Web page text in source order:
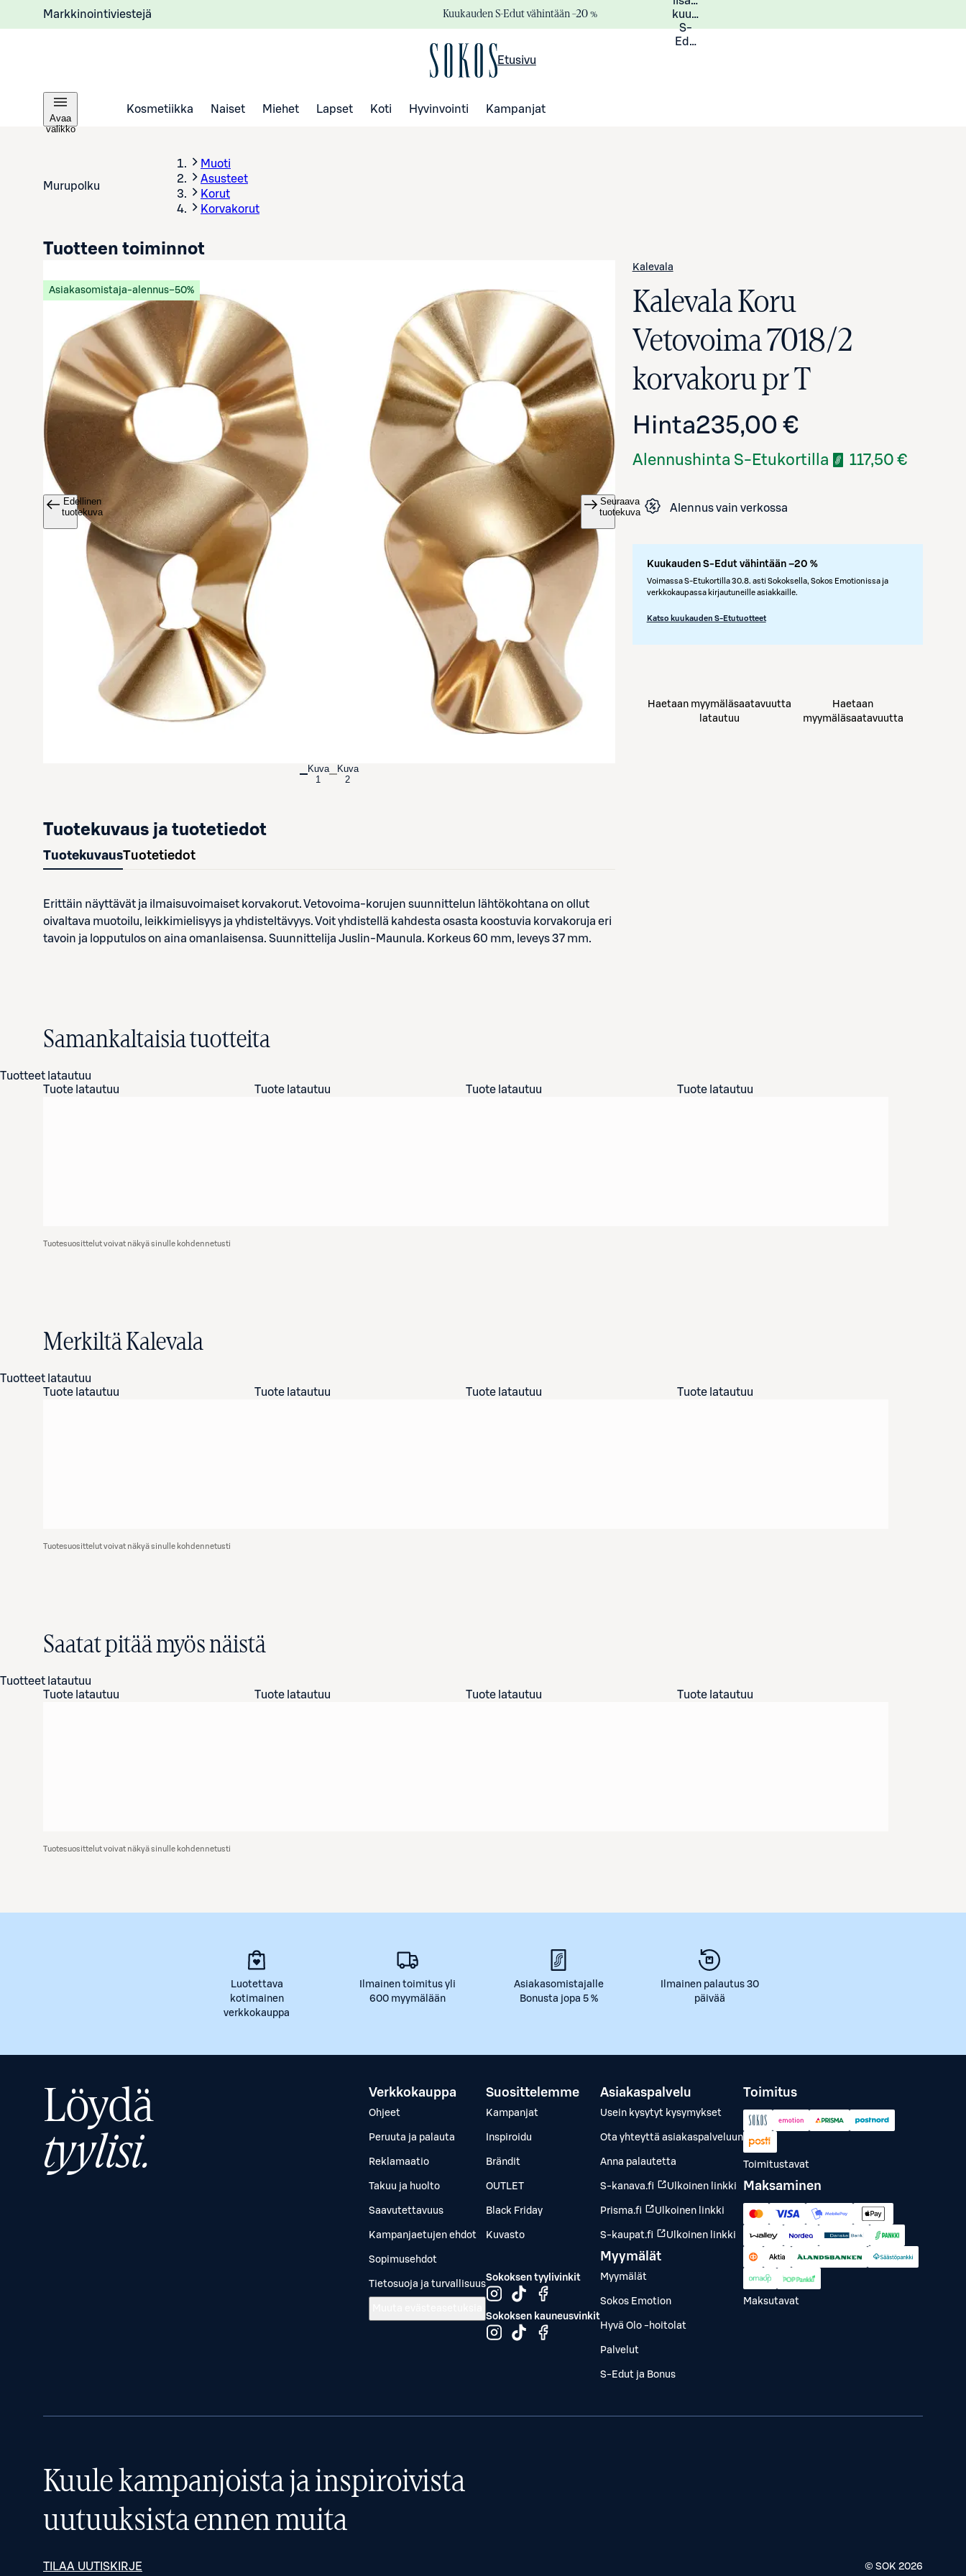
Markkinointiviestejä Kuukauden S-Edut vähintään –20 %
kuukauden
S-
Eduista
Etusivu
Avaa
valikko
Kosmetiikka Naiset Miehet Lapset Koti Hyvinvointi Kampanjat
Murupolku
Muoti
Asusteet
Korut
Korvakorut
Avaa tuotekuva suurennettuna
Asiakasomistaja-alennus−50%
Edellinen
tuotekuva
Seuraava
tuotekuva
Kuva
1
Kuva
2
Kalevala
Kalevala Koru
Vetovoima 7018/2
korvakoru pr T
Hinta235,00 €
Alennushinta S-Etukortilla 117,50 €
Alennus vain verkossa
Kuukauden S-Edut vähintään –20 %
Voimassa S-Etukortilla 30.8. asti Sokoksella, Sokos Emotionissa ja
verkkokaupassa kirjautuneille asiakkaille.
Katso kuukauden S-Etutuotteet
Tuotteen toiminnot
Haetaan myymäläsaatavuutta
latautuu
Haetaan
myymäläsaatavuutta
Tuotekuvaus ja tuotetiedot
TuotekuvausTuotetiedot
Erittäin näyttävät ja ilmaisuvoimaiset korvakorut. Vetovoima-korujen suunnittelun lähtökohtana on ollut
oivaltava muotoilu, leikkimielisyys ja yhdisteltävyys. Voit yhdistellä kahdesta osasta koostuvia korvakoruja eri
tavoin ja lopputulos on aina omanlaisensa. Suunnittelija Juslin-Maunula. Korkeus 60 mm, leveys 37 mm.
Samankaltaisia tuotteita
Tuotteet latautuu
Tuote latautuu
Tuote latautuu Tuote latautuu Tuote latautuu
Tuotesuosittelut voivat näkyä sinulle kohdennetusti
Merkiltä Kalevala
Tuotteet latautuu
Tuote latautuu
Tuote latautuu Tuote latautuu Tuote latautuu
Tuotesuosittelut voivat näkyä sinulle kohdennetusti
Saatat pitää myös näistä
Tuotteet latautuu
Tuote latautuu
Tuote latautuu Tuote latautuu Tuote latautuu
Tuotesuosittelut voivat näkyä sinulle kohdennetusti
Luotettava
kotimainen
verkkokauppa
Ilmainen toimitus yli
600 myymälään
Asiakasomistajalle
Bonusta jopa 5 %
Ilmainen palautus 30
päivää
Löydä
tyylisi.
Verkkokauppa
Ohjeet
Peruuta ja palauta
Reklamaatio
Takuu ja huolto
Saavutettavuus
Kampanjaetujen ehdot
Sopimusehdot
Tietosuoja ja turvallisuus
Suosittelemme
Kampanjat
Inspiroidu
Brändit
OUTLET
Black Friday
Kuvasto
Sokoksen tyylivinkit
Sokoksen kauneusvinkit
Asiakaspalvelu
Usein kysytyt kysymykset
Ota yhteyttä asiakaspalveluun
Anna palautetta
S-kanava.fi Ulkoinen linkki
Prisma.fi Ulkoinen linkki
S-kaupat.fi Ulkoinen linkki
Myymälät
Myymälät
Sokos Emotion
Hyvä Olo -hoitolat
Palvelut
S-Edut ja Bonus
Toimitus
Toimitustavat
Maksaminen
Maksutavat
Kuule kampanjoista ja inspiroivista
uutuuksista ennen muita
TILAA UUTISKIRJE © SOK 2026